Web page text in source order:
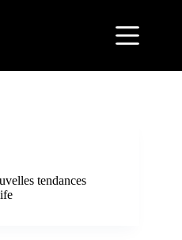
tendances